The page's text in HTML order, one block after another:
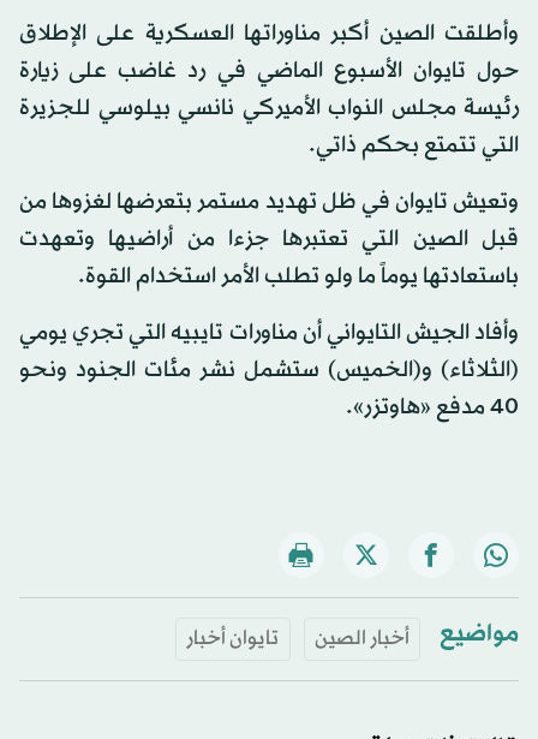
وأطلقت الصين أكبر مناوراتها العسكرية على الإطلاق
حول تايوان الأسبوع الماضي في رد غاضب على زيارة
رئيسة مجلس النواب الأميركي نانسي بيلوسي للجزيرة
التي تتمتع بحكم ذاتي.
وتعيش تايوان في ظل تهديد مستمر بتعرضها لغزوها من
قبل الصين التي تعتبرها جزءا من أراضيها وتعهدت
باستعادتها يوماً ما ولو تطلب الأمر استخدام القوة.
وأفاد الجيش التايواني أن مناورات تايبيه التي تجري يومي
(الثلاثاء) و(الخميس) ستشمل نشر مئات الجنود ونحو
40 مدفع «هاوتزر».
مواضيع أخبار الصين تايوان أخبار